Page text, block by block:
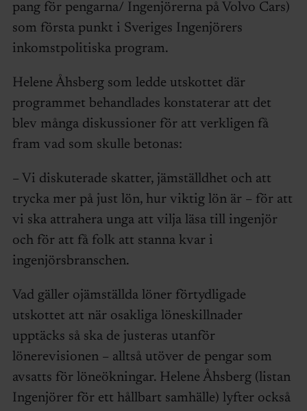
pang för pengarna/ Ingenjörerna på Volvo Cars)
som första punkt i Sveriges Ingenjörers
inkomstpolitiska program.
Helene Åhsberg som ledde utskottet där
programmet behandlades konstaterar att det
blev många diskussioner för att verkligen få
fram vad som skulle betonas:
– Vi diskuterade skatter, jämställdhet och att
trycka mer på just lön, hur viktig lön är – för att
vi ska attrahera unga att vilja läsa till ingenjör
och för att få folk att stanna kvar i
ingenjörsbranschen.
Vad gäller ojämställda löner förtydligade
utskottet att när osakliga löneskillnader
upptäcks så ska de justeras utanför
lönerevisionen – alltså utöver de pengar som
avsatts för löneökningar. Helene Åhsberg (listan
Ingenjörer för ett hållbart samhälle) lyfter också